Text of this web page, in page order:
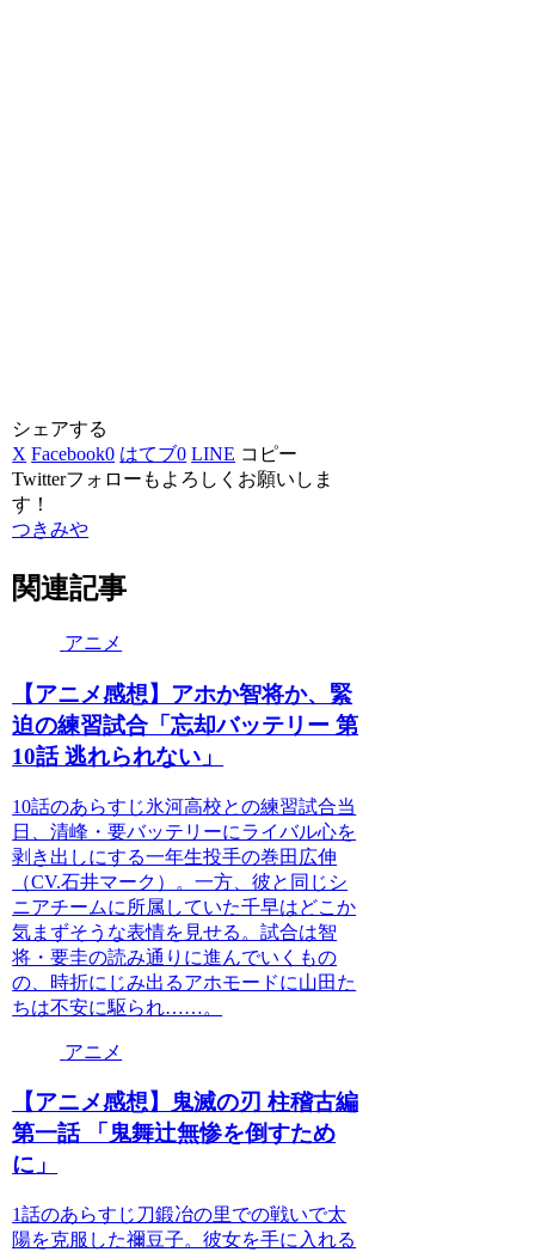
シェアする
X Facebook0 はてブ0 LINE コピー
Twitterフォローもよろしくお願いしま
す！
つきみや
関連記事
アニメ
【アニメ感想】アホか智将か、緊
迫の練習試合「忘却バッテリー 第
10話 逃れられない」
10話のあらすじ氷河高校との練習試合当
日、清峰・要バッテリーにライバル心を
剥き出しにする一年生投手の巻田広伸
（CV.石井マーク）。一方、彼と同じシ
ニアチームに所属していた千早はどこか
気まずそうな表情を見せる。試合は智
将・要圭の読み通りに進んでいくもの
の、時折にじみ出るアホモードに山田た
ちは不安に駆られ……。
アニメ
【アニメ感想】鬼滅の刃 柱稽古編
第一話 「鬼舞辻無惨を倒すため
に」
1話のあらすじ刀鍛冶の里での戦いで太
陽を克服した禰豆子。彼女を手に入れる